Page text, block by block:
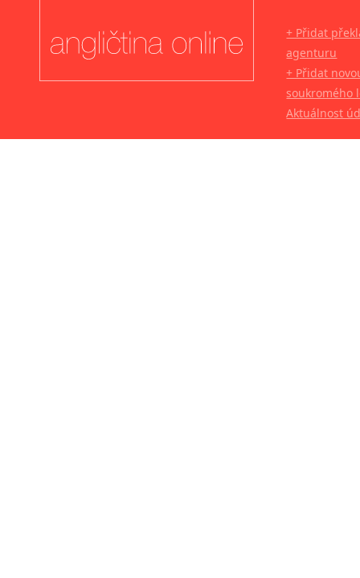
+ Přidat
agenturu
+ Přidat
soukromého
Aktuálnost